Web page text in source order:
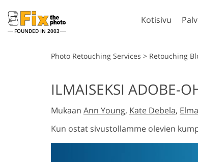
FOUNDED IN 2003
Kotisivu
Lightroom
Lightroomin esiasetukset
LR-esiasetuskokoelmat
Parhaan tarjouksen
Mobiiliasetukset
Photo Retouching Services > Retouching
ILMAISEKSI ADOBE-
Mukaan Ann Young, Kate Debela,
Kun ostat sivustollamme olevien